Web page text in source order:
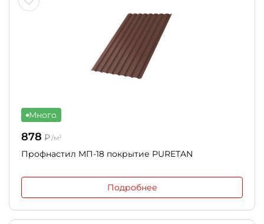
Много
878 ₽/м²
Профнастил МП-18 покрытие PURETAN
Подробнее